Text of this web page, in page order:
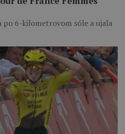
6-kilometrovom sóle a ujala